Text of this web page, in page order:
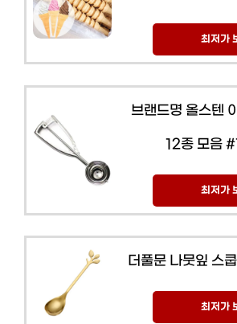
최저가
브랜드명 올스텐
12종 모음
최저가
더풀문 나뭇잎 스
최저가